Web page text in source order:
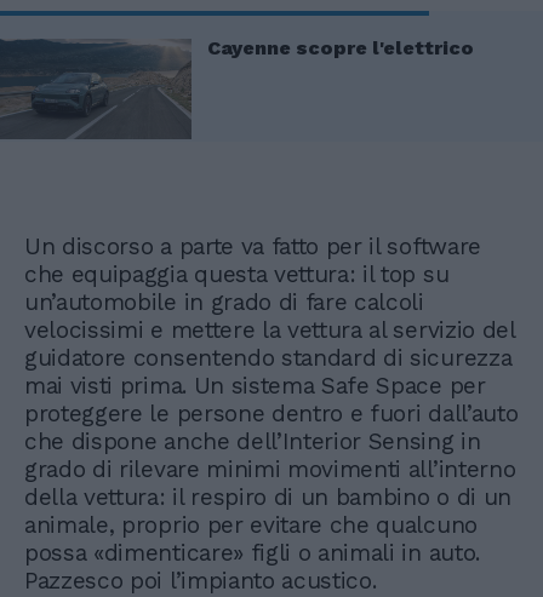
Cayenne scopre l'elettrico
Un discorso a parte va fatto per il software
che equipaggia questa vettura: il top su
un’automobile in grado di fare calcoli
velocissimi e mettere la vettura al servizio del
guidatore consentendo standard di sicurezza
mai visti prima. Un sistema Safe Space per
proteggere le persone dentro e fuori dall’auto
che dispone anche dell’Interior Sensing in
grado di rilevare minimi movimenti all’interno
della vettura: il respiro di un bambino o di un
animale, proprio per evitare che qualcuno
possa «dimenticare» figli o animali in auto.
Pazzesco poi l’impianto acustico.